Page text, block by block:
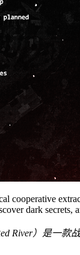
cooperative
dark
River）是一